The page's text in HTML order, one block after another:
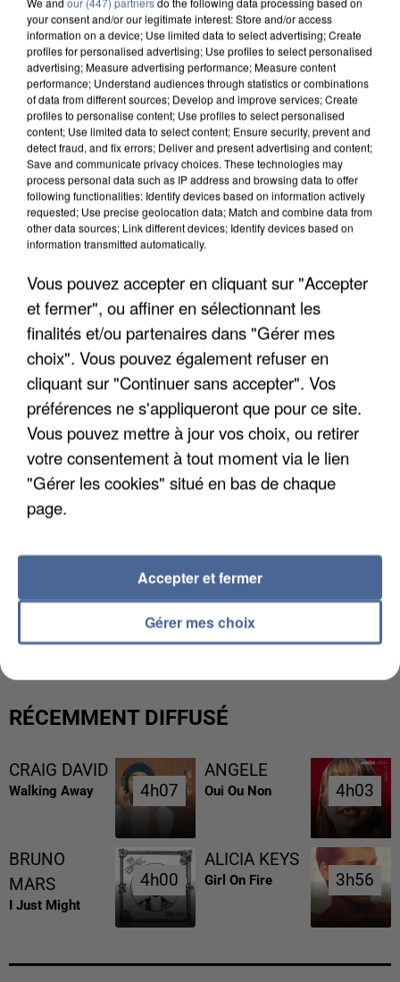
DE FAUNE SAUVAGE SONT...
L’UN DES FONDATEURS SUPPOSÉS DE LA DZ
MAFIA INTERPELLÉ EN ALGÉRIE
RÉCEMMENT DIFFUSÉ
CRAIG DAVID
Walking Away 4h07
4h07
ANGELE
Oui Ou Non 4h03
4h03
BRUNO
MARS
I Just Might
4h00
4h00
ALICIA KEYS
Girl On Fire 3h56
3h56
your consent and/or our legitimate interest: Store and/or access
information on a device; Use limited data to select advertising; Create
profiles for personalised advertising; Use profiles to select personalised
advertising; Measure advertising performance; Measure content
performance; Understand audiences through statistics or combinations
of data from different sources; Develop and improve services; Create
profiles to personalise content; Use profiles to select personalised
content; Use limited data to select content; Ensure security, prevent and
detect fraud, and fix errors; Deliver and present advertising and content;
Save and communicate privacy choices. These technologies may
process personal data such as IP address and browsing data to offer
following functionalities: Identify devices based on information actively
requested; Use precise geolocation data; Match and combine data from
other data sources; Link different devices; Identify devices based on
information transmitted automatically.
Vous pouvez accepter en cliquant sur "Accepter
et fermer", ou affiner en sélectionnant les
finalités et/ou partenaires dans "Gérer mes
choix". Vous pouvez également refuser en
cliquant sur "Continuer sans accepter". Vos
préférences ne s'appliqueront que pour ce site.
Vous pouvez mettre à jour vos choix, ou retirer
votre consentement à tout moment via le lien
"Gérer les cookies" situé en bas de chaque
page.
Gérer mes choix
Accepter et fermer